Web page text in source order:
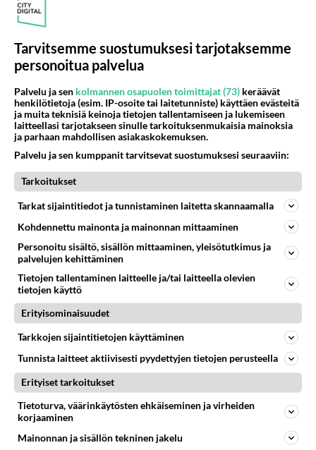
RESEPTIT
Marenki on helppo tehdä,
mutta vaatii aikaa.
Suppilovahverokeitto on
metsän antimia pullollaan.
Italianpata on super-nopea
arkiruoka, koska se valmistuu
raketti-spagetista. Lapset ja
aikuiset tykkää!
Tarvitsemme suostumuksesi tarjotaksemme
personoitua palvelua
Palvelu ja sen kolmannen osapuolen toimittajat (73) keräävät
henkilötietoja (esim. IP-osoite tai laitetunniste) käyttäen evästeitä
ja muita teknisiä keinoja tietojen tallentamiseen ja lukemiseen
laitteellasi tarjotakseen sinulle tarkoituksenmukaisia mainoksia
ja parhaan mahdollisen asiakaskokemuksen.
Palvelu ja sen kumppanit tarvitsevat suostumuksesi seuraaviin:
Tarkoitukset
Tarkat sijaintitiedot ja tunnistaminen laitetta skannaamalla
Kohdennettu mainonta ja mainonnan mittaaminen
Personoitu sisältö, sisällön mittaaminen, yleisötutkimus ja
palvelujen kehittäminen
Tietojen tallentaminen laitteelle ja/tai laitteella olevien
tietojen käyttö
Erityisominaisuudet
Tarkkojen sijaintitietojen käyttäminen
Tunnista laitteet aktiivisesti pyydettyjen tietojen perusteella
Erityiset tarkoitukset
Tietoturva, väärinkäytösten ehkäiseminen ja virheiden
korjaaminen
Mainonnan ja sisällön tekninen jakelu